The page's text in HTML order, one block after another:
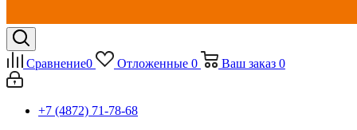
Сравнение0 Отложенные 0 Ваш заказ 0
+7 (4872) 71-78-68